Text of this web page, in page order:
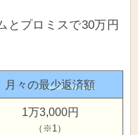
とプロミスで30万円
月々の最少返済額
1万3,000円
（※1）